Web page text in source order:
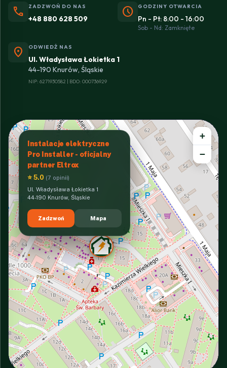
phone ZADZWOŃ DO NAS
+48 880 628 509 schedule GODZINY OTWARCIA
Pn - Pt: 8:00 - 16:00
Sob - Nd: Zamknięte
location_on ODWIEDŹ NAS
Ul. Władysława Łokietka 1
44-190 Knurów, Śląskie
NIP: 6271930582 | BDO: 000736929
Instalacje elektryczne
Pro Installer - oficjalny
partner Eltrox
⭐ 5.0 (7 opinii)
Ul. Władysława Łokietka 1
44-190 Knurów, Śląskie
Zadzwoń Mapa
+
−
INTERACTIVE VIEW